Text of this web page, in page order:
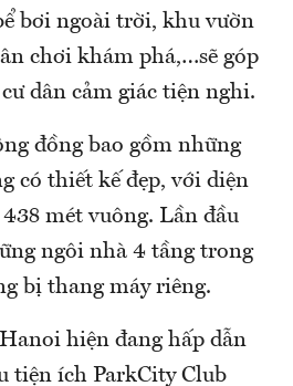
bơi ngoài trời, khu vườn
chơi khám phá,…sẽ góp
dân cảm giác tiện nghi.
đồng bao gồm những
có thiết kế đẹp, với diện
mét vuông. Lần đầu
ngôi nhà 4 tầng trong
bị thang máy riêng.
hiện đang hấp dẫn
tiện ích ParkCity Club